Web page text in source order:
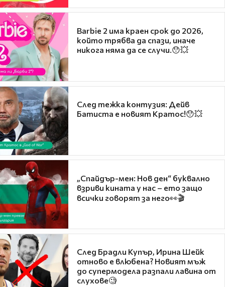
Barbie 2 има краен срок до 2026,
който трябва да спази, иначе
никога няма да се случи.😯💥
След тежка контузия: Дейв
Батиста е новият Кратос!😯💥
„Спайдър-мен: Нов ден“ буквално
взриви кината у нас – ето защо
всички говорят за него👀🎬
След Брадли Купър, Ирина Шейк
отново е влюбена? Новият мъж
до супермодела разпали лавина от
слухове🧐